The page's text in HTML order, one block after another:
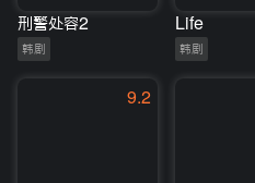
刑警处容2
韩剧
Life
韩剧
9.2